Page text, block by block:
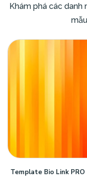
Khám phá các
Template Bio Link PRO